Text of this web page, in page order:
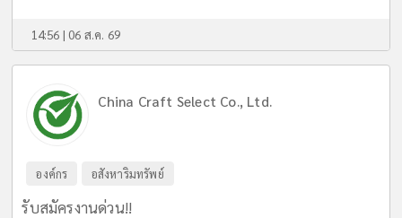
14:56 | 06 ส.ค. 69
China Craft Select Co., Ltd.
องค์กร อสังหาริมทรัพย์
รับสมัครงานด่วน!!